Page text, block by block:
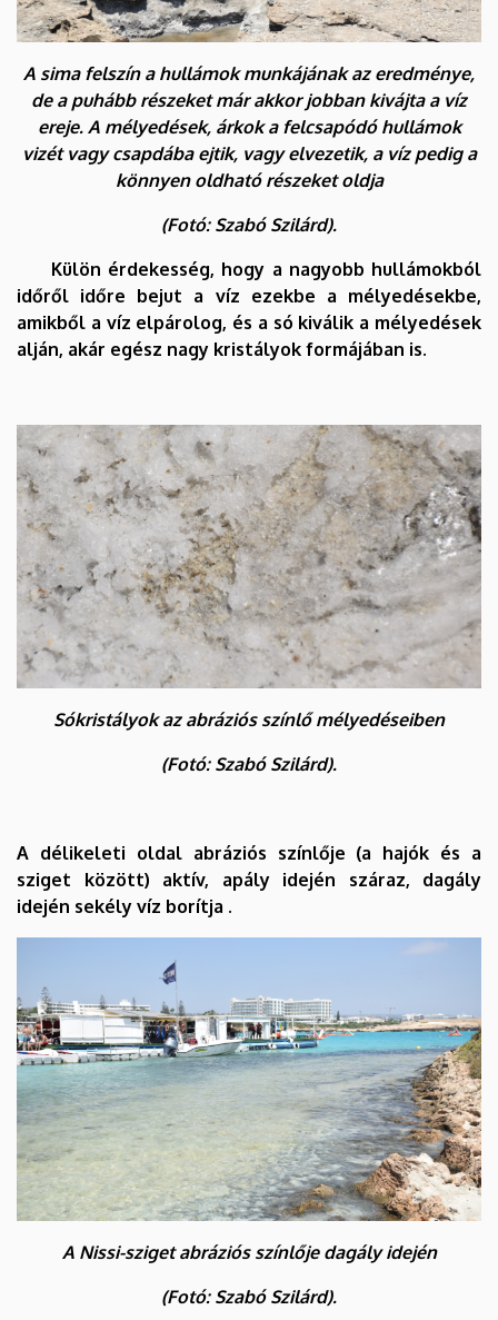
A sima felszín a hullámok munkájának az eredménye,
de a puhább részeket már akkor jobban kivájta a víz
ereje. A mélyedések, árkok a felcsapódó hullámok
vizét vagy csapdába ejtik, vagy elvezetik, a víz pedig a
könnyen oldható részeket oldja
(Fotó: Szabó Szilárd).
Külön érdekesség, hogy a nagyobb hullámokból
időről időre bejut a víz ezekbe a mélyedésekbe,
amikből a víz elpárolog, és a só kiválik a mélyedések
alján, akár egész nagy kristályok formájában is.
Sókristályok az abráziós színlő mélyedéseiben
(Fotó: Szabó Szilárd).
A délikeleti oldal abráziós színlője (a hajók és a
sziget között) aktív, apály idején száraz, dagály
idején sekély víz borítja .
A Nissi-sziget abráziós színlője dagály idején
(Fotó: Szabó Szilárd).